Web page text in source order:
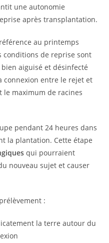
une autonomie
après transplantation.
au printemps
conditions de reprise sont
aiguisé et désinfecté
connexion entre le rejet et
le maximum de racines
pendant 24 heures dans
la plantation. Cette étape
qui pourraient
nouveau sujet et causer
:
la terre autour du